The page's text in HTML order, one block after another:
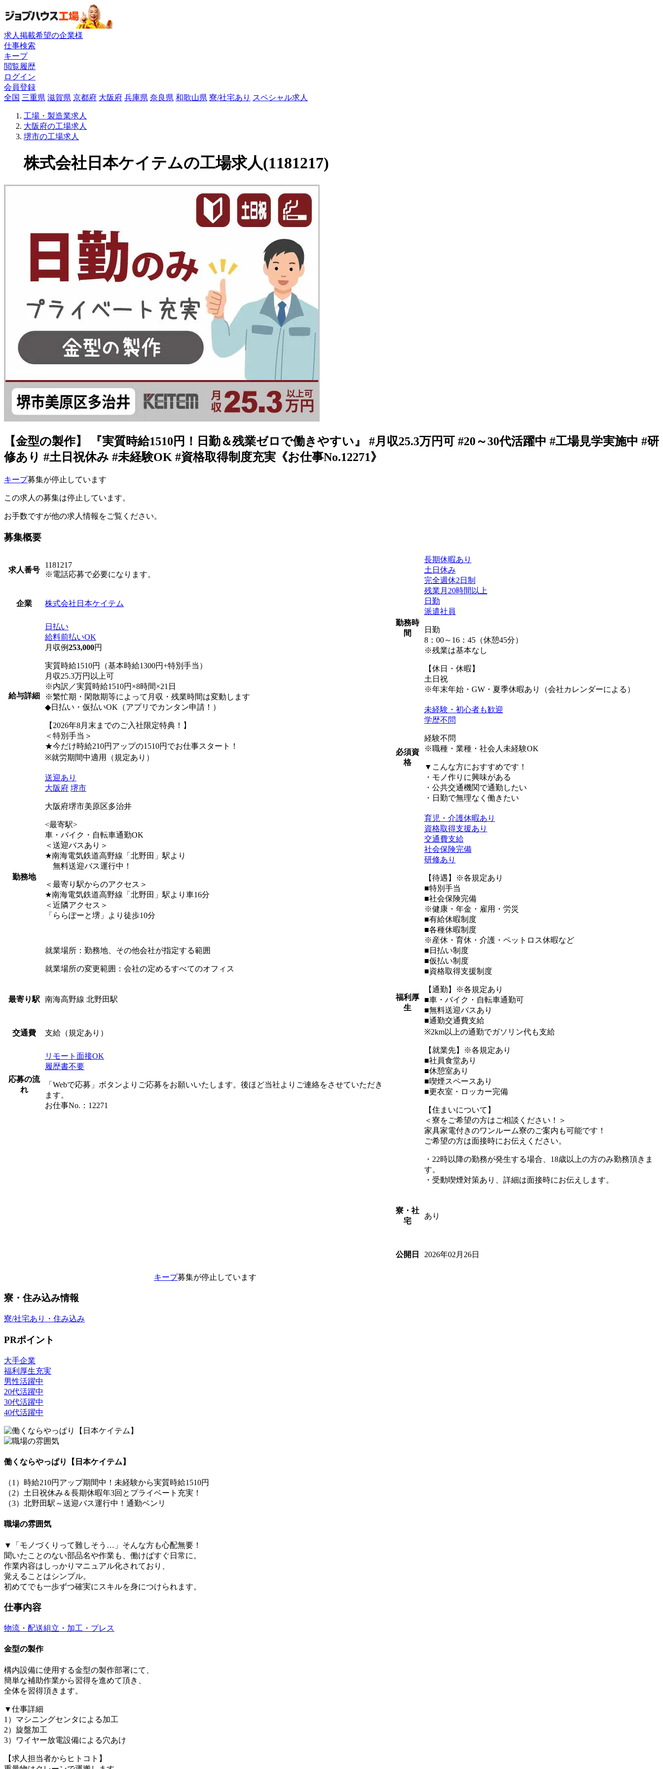
求人掲載希望の企業様
仕事検索
キープ
閲覧履歴
ログイン
会員登録
全国 三重県 滋賀県 京都府 大阪府 兵庫県 奈良県 和歌山県 寮/社宅あり スペシャル求人
工場・製造業求人
大阪府の工場求人
堺市の工場求人
株式会社日本ケイテムの工場求人(1181217)
【金型の製作】 『実質時給1510円！日勤＆残業ゼロで働きやすい』 #月収25.3万円可 #20～30代活躍中 #工場見学実施中 #研
修あり #土日祝休み #未経験OK #資格取得制度充実《お仕事No.12271》
キープ募集が停止しています
この求人の募集は停止しています。
お手数ですが他の求人情報をご覧ください。
募集概要
求人番号
1181217
※電話応募で必要になります。
企業 株式会社日本ケイテム
給与詳細
日払い
給料前払いOK
月収例253,000円
実質時給1510円（基本時給1300円+特別手当）
月収25.3万円以上可
※内訳／実質時給1510円×8時間×21日
※繁忙期・閑散期等によって月収・残業時間は変動します
◆日払い・仮払いOK（アプリでカンタン申請！）
【2026年8月末までのご入社限定特典！】
＜特別手当＞
★今だけ時給210円アップの1510円でお仕事スタート！
※就労期間中適用（規定あり）
勤務地
送迎あり
大阪府 堺市
大阪府堺市美原区多治井
<最寄駅>
車・バイク・自転車通勤OK
＜送迎バスあり＞
★南海電気鉄道高野線「北野田」駅より
無料送迎バス運行中！
＜最寄り駅からのアクセス＞
★南海電気鉄道高野線「北野田」駅より車16分
＜近隣アクセス＞
「ららぽーと堺」より徒歩10分
就業場所：勤務地、その他会社が指定する範囲
就業場所の変更範囲：会社の定めるすべてのオフィス
最寄り駅 南海高野線 北野田駅
交通費 支給（規定あり）
応募の流
れ
リモート面接OK
履歴書不要
「Webで応募」ボタンよりご応募をお願いいたします。後ほど当社よりご連絡をさせていただき
ます。
お仕事No.：12271
勤務時
間
長期休暇あり
土日休み
完全週休2日制
残業月20時間以上
日勤
派遣社員
日勤
8：00～16：45（休憩45分）
※残業は基本なし
【休日・休暇】
土日祝
※年末年始・GW・夏季休暇あり（会社カレンダーによる）
必須資
格
未経験・初心者も歓迎
学歴不問
経験不問
※職種・業種・社会人未経験OK
▼こんな方におすすめです！
・モノ作りに興味がある
・公共交通機関で通勤したい
・日勤で無理なく働きたい
福利厚
生
育児・介護休暇あり
資格取得支援あり
交通費支給
社会保険完備
研修あり
【待遇】※各規定あり
■特別手当
■社会保険完備
※健康・年金・雇用・労災
■有給休暇制度
■各種休暇制度
※産休・育休・介護・ペットロス休暇など
■日払い制度
■仮払い制度
■資格取得支援制度
【通勤】※各規定あり
■車・バイク・自転車通勤可
■無料送迎バスあり
■通勤交通費支給
※2km以上の通勤でガソリン代も支給
【就業先】※各規定あり
■社員食堂あり
■休憩室あり
■喫煙スペースあり
■更衣室・ロッカー完備
【住まいについて】
＜寮をご希望の方はご相談ください！＞
家具家電付きのワンルーム寮のご案内も可能です！
ご希望の方は面接時にお伝えください。
・22時以降の勤務が発生する場合、18歳以上の方のみ勤務頂きま
す。
・受動喫煙対策あり、詳細は面接時にお伝えします。
寮・社
宅
あり
公開日 2026年02月26日
キープ募集が停止しています
寮・住み込み情報
寮/社宅あり・住み込み
PRポイント
大手企業
福利厚生充実
男性活躍中
20代活躍中
30代活躍中
40代活躍中
働くならやっぱり【日本ケイテム】
（1）時給210円アップ期間中！未経験から実質時給1510円
（2）土日祝休み＆長期休暇年3回とプライベート充実！
（3）北野田駅～送迎バス運行中！通勤ベンリ
職場の雰囲気
▼「モノづくりって難しそう…」そんな方も心配無要！
聞いたことのない部品名や作業も、働けばすぐ日常に。
作業内容はしっかりマニュアル化されており、
覚えることはシンプル。
初めてでも一歩ずつ確実にスキルを身につけられます。
仕事内容
物流・配送組立・加工・プレス
金型の製作
構内設備に使用する金型の製作部署にて、
簡単な補助作業から習得を進めて頂き、
全体を習得頂きます。
▼仕事詳細
1）マシニングセンタによる加工
2）旋盤加工
3）ワイヤー放電設備による穴あけ
【求人担当者からヒトコト】